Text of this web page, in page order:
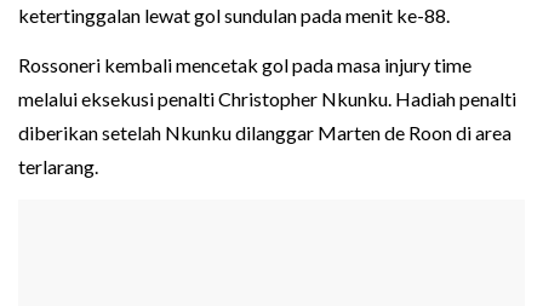
ketertinggalan lewat gol sundulan pada menit ke-88.
Rossoneri kembali mencetak gol pada masa injury time
melalui eksekusi penalti Christopher Nkunku. Hadiah penalti
diberikan setelah Nkunku dilanggar Marten de Roon di area
terlarang.